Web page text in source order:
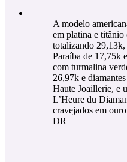
A modelo
em platina e titânio
totalizando 29,13k,
Paraíba de 17,75k
com turmalina
26,97k e
Haute Joaillerie, e
L’Heure du
cravejados em
DR